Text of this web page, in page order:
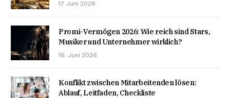
17. Juni 2026
Promi-Vermögen 2026: Wie reich sind Stars,
Musiker und Unternehmer wirklich?
16. Juni 2026
Konflikt zwischen Mitarbeitenden lösen:
Ablauf, Leitfaden, Checkliste